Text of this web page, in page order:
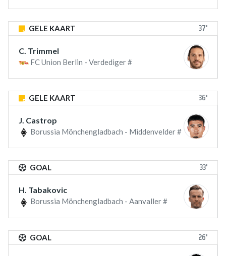
GELE KAART 37'
C. Trimmel
FC Union Berlin - Verdediger #
GELE KAART 36'
J. Castrop
Borussia Mönchengladbach - Middenvelder #
GOAL 33'
H. Tabakovic
Borussia Mönchengladbach - Aanvaller #
GOAL 26'